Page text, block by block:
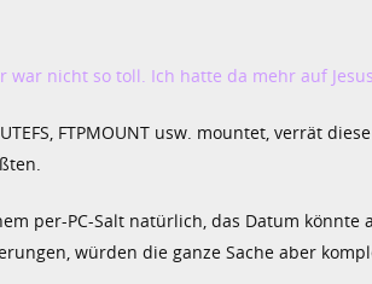
war nicht so toll. Ich hatte da mehr auf
FTPMOUNT usw. mountet, verrät
per-PC-Salt natürlich, das Datum
würden die ganze Sache aber